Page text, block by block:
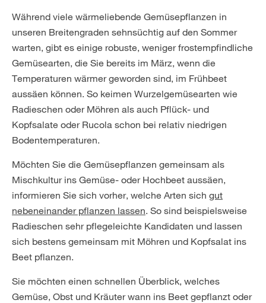
Während viele wärmeliebende Gemüsepflanzen in
unseren Breitengraden sehnsüchtig auf den Sommer
warten, gibt es einige robuste, weniger frostempfindliche
Gemüsearten, die Sie bereits im März, wenn die
Temperaturen wärmer geworden sind, im Frühbeet
aussäen können. So keimen Wurzelgemüsearten wie
Radieschen oder Möhren als auch Pflück- und
Kopfsalate oder Rucola schon bei relativ niedrigen
Bodentemperaturen.
Möchten Sie die Gemüsepflanzen gemeinsam als
Mischkultur ins Gemüse- oder Hochbeet aussäen,
informieren Sie sich vorher, welche Arten sich gut
nebeneinander pflanzen lassen. So sind beispielsweise
Radieschen sehr pflegeleichte Kandidaten und lassen
sich bestens gemeinsam mit Möhren und Kopfsalat ins
Beet pflanzen.
Sie möchten einen schnellen Überblick, welches
Gemüse, Obst und Kräuter wann ins Beet gepflanzt oder